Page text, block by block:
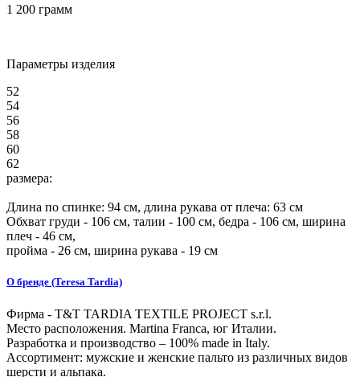
1 200 грамм
Параметры изделия
52
54
56
58
60
62
размера:
Длина по спинке: 94 см, длина рукава от плеча: 63 см
Обхват груди - 106 см, талии - 100 см, бедра - 106 см, ширина
плеч - 46 см,
пройма - 26 см, ширина рукава - 19 см
О бренде (Teresa Tardia)
Фирма - T&T TARDIA TEXTILE PROJECT s.r.l.
Место расположения. Martina Franca, юг Италии.
Разработка и производство – 100% made in Italy.
Ассортимент: мужские и женские пальто из различных видов
шерсти и альпака.